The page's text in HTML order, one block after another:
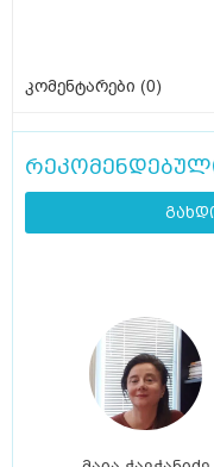
კომენტარები (0)